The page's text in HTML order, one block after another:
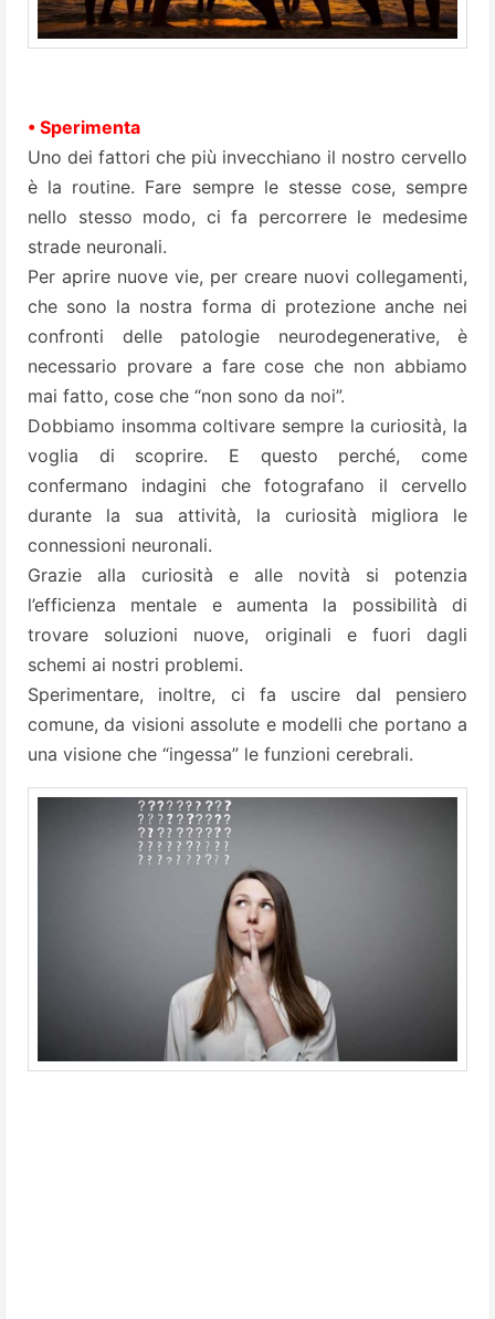
• Sperimenta
Uno dei fattori che più invecchiano il nostro cervello
è la routine. Fare sempre le stesse cose, sempre
nello stesso modo, ci fa percorrere le medesime
strade neuronali.
Per aprire nuove vie, per creare nuovi collegamenti,
che sono la nostra forma di protezione anche nei
confronti delle patologie neurodegenerative, è
necessario provare a fare cose che non abbiamo
mai fatto, cose che “non sono da noi”.
Dobbiamo insomma coltivare sempre la curiosità, la
voglia di scoprire. E questo perché, come
confermano indagini che fotografano il cervello
durante la sua attività, la curiosità migliora le
connessioni neuronali.
Grazie alla curiosità e alle novità si potenzia
l’efficienza mentale e aumenta la possibilità di
trovare soluzioni nuove, originali e fuori dagli
schemi ai nostri problemi.
Sperimentare, inoltre, ci fa uscire dal pensiero
comune, da visioni assolute e modelli che portano a
una visione che “ingessa” le funzioni cerebrali.